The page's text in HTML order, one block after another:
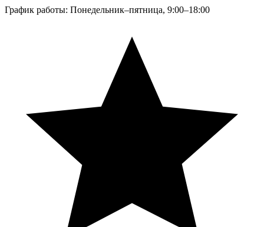
График работы: Понедельник–пятница, 9:00–18:00